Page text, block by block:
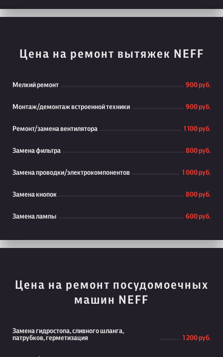
Цена на ремонт вытяжек NEFF
Мелкий ремонт 900 руб.
Монтаж/демонтаж встроенной техники 900 руб.
Ремонт/замена вентилятора 1 100 руб.
Замена фильтра 800 руб.
Замена проводки/электрокомпонентов 1 000 руб.
Замена кнопок 800 руб.
Замена лампы 600 руб.
Цена на ремонт посудомоечных
машин NEFF
Замена гидростопа, сливного шланга,
патрубков, герметизация
1 200 руб.